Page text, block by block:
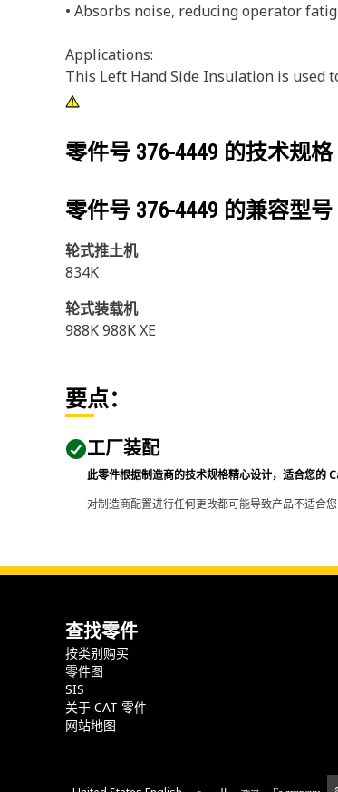
• Absorbs noise, reducing operator
Applications:
This Left Hand Side Insulation is used
零件号 376-4449 的技术规格
零件号 376-4449 的兼容型号
轮式推土机
834K
轮式装载机
988K 988K XE
要点：
工厂装配
此零件根据制造商的技术规格精心设计，适合您的
对制造商配置进行任何更改都可能导致产品不适合
查找零件
按类别购买
零件图
SIS
关于 CAT 零件
网站地图